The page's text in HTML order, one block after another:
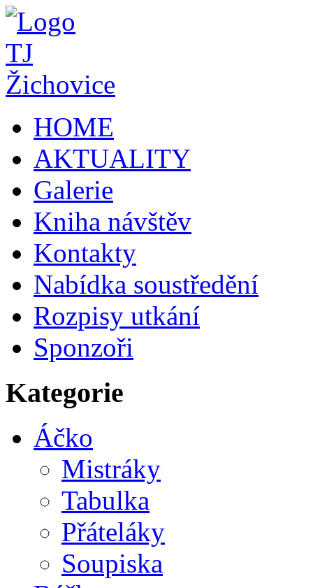
HOME
AKTUALITY
Galerie
Kniha návštěv
Kontakty
Nabídka soustředění
Rozpisy utkání
Sponzoři
Kategorie
Áčko
Mistráky
Tabulka
Přáteláky
Soupiska